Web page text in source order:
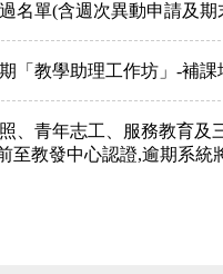
名單(含週次異動申請及
「教學助理工作坊」-補
、青年志工、服務教育
至教發中心認證,逾期系統